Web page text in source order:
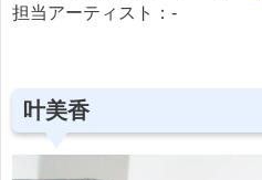
担当アーティスト：-
叶美香